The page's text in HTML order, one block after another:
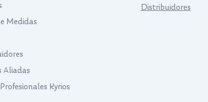
Medidas
Aliadas
Kyrios
Distribuidores